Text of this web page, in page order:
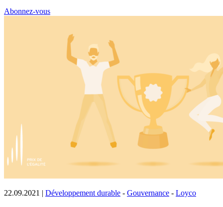
Abonnez-vous
22.09.2021 | Développement durable - Gouvernance - Loyco